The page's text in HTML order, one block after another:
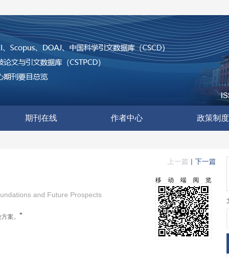
期刊在线 作者中心 政策制度
上一篇 下一篇
and Future Prospects
案。 ”
移动端阅览